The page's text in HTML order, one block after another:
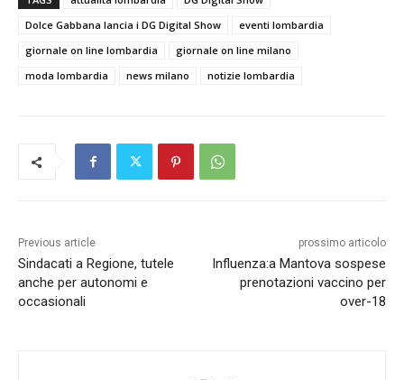
Dolce Gabbana lancia i DG Digital Show
eventi lombardia
giornale on line lombardia
giornale on line milano
moda lombardia
news milano notizie lombardia
Previous article
Sindacati a Regione, tutele
anche per autonomi e
occasionali
prossimo articolo
Influenza:a Mantova sospese
prenotazioni vaccino per
over-18